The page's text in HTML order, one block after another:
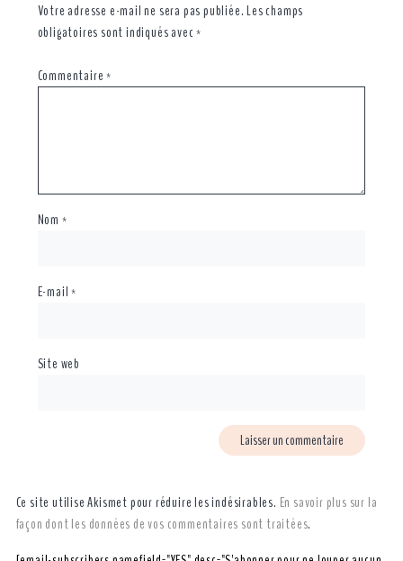
Votre adresse e-mail ne sera pas publiée.Les champs
obligatoires sont indiqués avec*
Commentaire*
Nom *
E-mail*
Site web
Ce site utilise Akismet pour réduire les indésirables. En savoir plus sur la
façon dont les données de vos commentaires sont traitées.